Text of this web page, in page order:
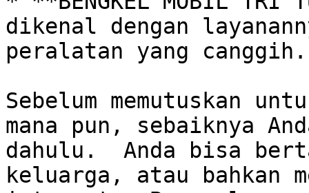
dikenal dengan
peralatan yang
Sebelum memutuskan
mana pun, sebaiknya
dahulu.  Anda bisa
keluarga, atau bahkan